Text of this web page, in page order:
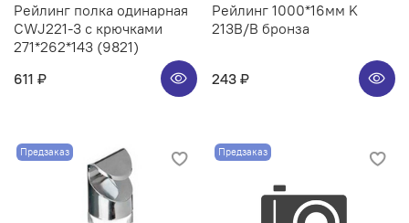
Рейлинг полка одинарная
CWJ221-3 с крючками
271*262*143 (9821)
611 ₽
Рейлинг 1000*16мм K
213B/B бронза
243 ₽
Предзаказ Предзаказ